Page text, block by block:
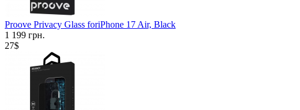
Proove Privacy Glass foriPhone 17 Air, Black
1 199 грн.
27$